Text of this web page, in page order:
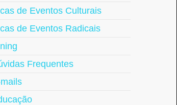
de Eventos Culturais
de Eventos Radicais
Frequentes